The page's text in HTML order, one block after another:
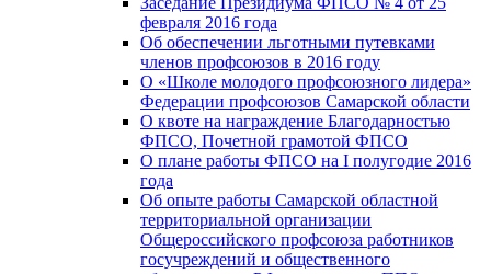
февраля 2016 года
Об обеспечении льготными путевками
членов профсоюзов в 2016 году
О «Школе молодого профсоюзного лидера»
Федерации профсоюзов Самарской области
О квоте на награждение Благодарностью
ФПСО, Почетной грамотой ФПСО
О плане работы ФПСО на I полугодие 2016
года
Об опыте работы Самарской областной
территориальной организации
Общероссийского профсоюза работников
госучреждений и общественного